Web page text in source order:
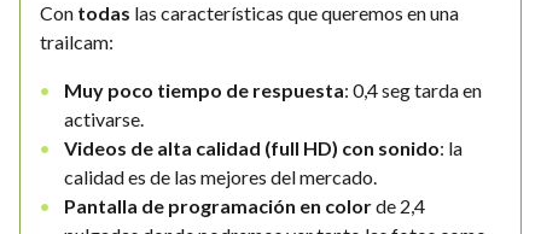
Con todas las características que queremos en una
trailcam:
Muy poco tiempo de respuesta: 0,4 seg tarda en
activarse.
Videos de alta calidad (full HD) con sonido: la
calidad es de las mejores del mercado.
Pantalla de programación en colorde 2,4